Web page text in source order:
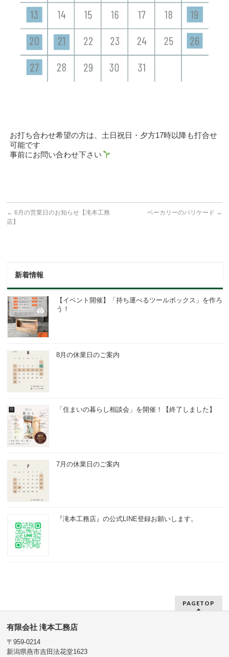
お打ち合わせ希望の方は、土日祝日・夕方17時以降も打合せ
可能です
事前にお問い合わせ下さい
← 6月の営業日のお知らせ【滝本工務
店】
ベーカリーのバリケード →
新着情報
【イベント開催】「持ち運べるツールボックス」を作ろ
う！
8月の休業日のご案内
「住まいの暮らし相談会」を開催！【終了しました】
7月の休業日のご案内
『滝本工務店』の公式LINE登録お願いします。
PAGETOP
有限会社 滝本工務店
〒959-0214
新潟県燕市吉田法花堂1623